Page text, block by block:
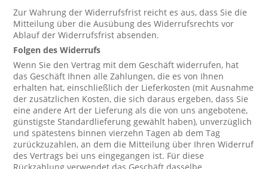
Zur Wahrung der Widerrufsfrist reicht es aus, dass Sie die
Mitteilung über die Ausübung des Widerrufsrechts vor
Ablauf der Widerrufsfrist absenden.
Folgen des Widerrufs
Wenn Sie den Vertrag mit dem Geschäft widerrufen, hat
das Geschäft Ihnen alle Zahlungen, die es von Ihnen
erhalten hat, einschließlich der Lieferkosten (mit Ausnahme
der zusätzlichen Kosten, die sich daraus ergeben, dass Sie
eine andere Art der Lieferung als die von uns angebotene,
günstigste Standardlieferung gewählt haben), unverzüglich
und spätestens binnen vierzehn Tagen ab dem Tag
zurückzuzahlen, an dem die Mitteilung über Ihren Widerruf
des Vertrags bei uns eingegangen ist. Für diese